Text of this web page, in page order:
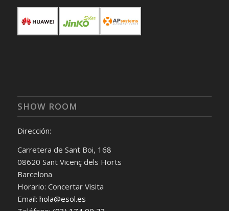
SHOW ROOM
Dirección:
Carretera de Sant Boi, 168
08620 Sant Vicenç dels Horts
Barcelona
Horario: Concertar Visita
Email: hola@esol.es